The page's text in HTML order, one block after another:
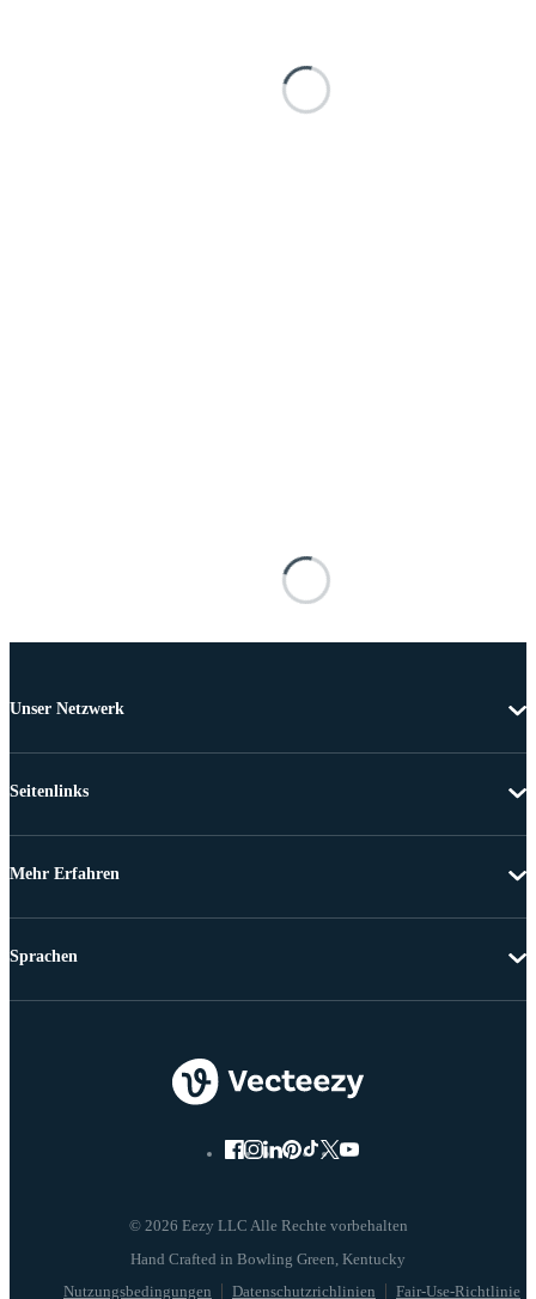
Unser Netzwerk
Seitenlinks
Mehr Erfahren
© 2026 Eezy LLC Alle Rechte vorbehalten
Nutzungsbedingungen Datenschutzrichlinien Fair-Use-Richtlinie
Sprachen